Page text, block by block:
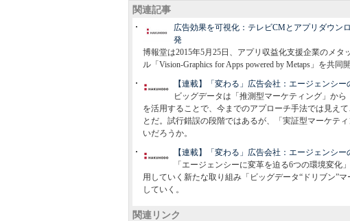
関連記事
広告効果を可視化：テレビCMとアプリダウ
発
博報堂は2015年5月25日、アプリ収益化支援企業のメ
ル「Vision-Graphics for Apps powered by Metaps」を共同
【連載】「変わる」広告会社：エージェンシ
ビッグデータは「推測型マーケティング」か
を活用することで、今までのアプローチ手法では見え
とだ。試行錯誤の段階ではあるが、「実証型マーケテ
いだろうか。
【連載】「変わる」広告会社：エージェンシ
「エージェンシーに変革を迫る6つの環境変
用していく新たな取り組み「ビッグデータ“ドリブン”
していく。
関連リンク